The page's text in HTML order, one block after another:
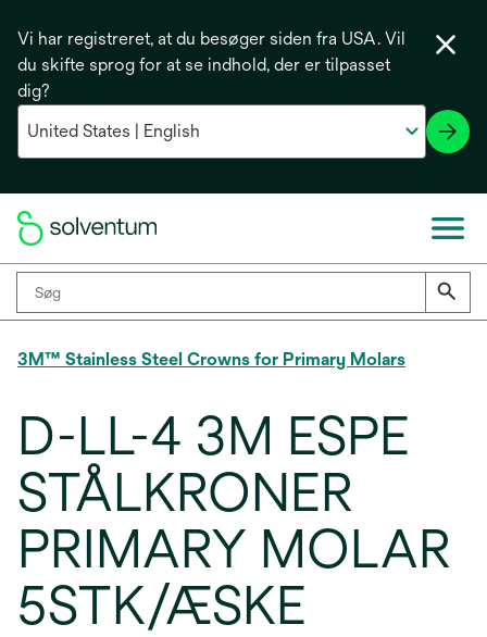
Vi har registreret, at du besøger siden fra USA. Vil
du skifte sprog for at se indhold, der er tilpasset
dig?
3M™ Stainless Steel Crowns for Primary Molars
D-LL-4 3M ESPE
STÅLKRONER
PRIMARY MOLAR
5STK/ÆSKE